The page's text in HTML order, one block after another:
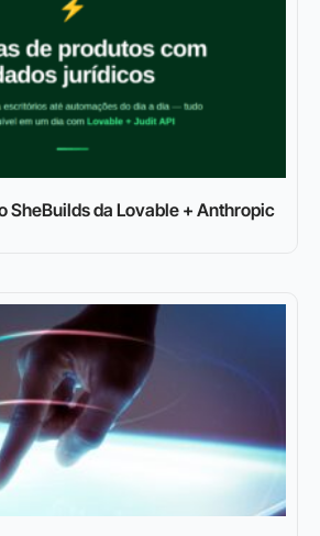
SheBuilds da Lovable + Anthropic